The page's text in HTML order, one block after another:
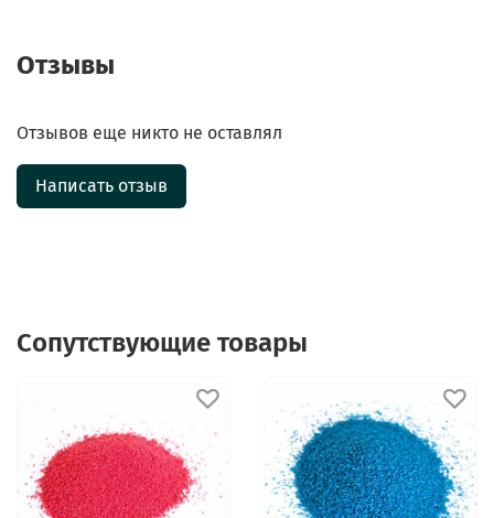
Отзывы
Отзывов еще никто не оставлял
Написать отзыв
Сопутствующие товары